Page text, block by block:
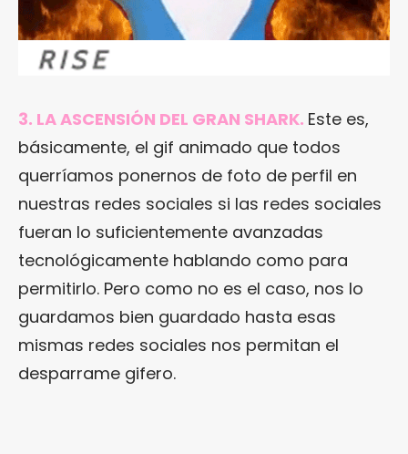
3. LA ASCENSIÓN DEL GRAN SHARK. Este es,
básicamente, el gif animado que todos
querríamos ponernos de foto de perfil en
nuestras redes sociales si las redes sociales
fueran lo suficientemente avanzadas
tecnológicamente hablando como para
permitirlo. Pero como no es el caso, nos lo
guardamos bien guardado hasta esas
mismas redes sociales nos permitan el
desparrame gifero.